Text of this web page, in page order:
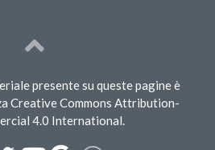
presente su queste pagine è
Creative Commons Attribution-
4.0 International.